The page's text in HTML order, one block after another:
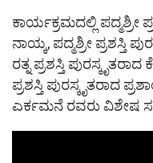
ಕಾರ್ಯಕ್ರಮದಲ್ಲಿ ಪದ್ಮಶ್ರೀ
ನಾಯ್ಕ, ಪದ್ಮಶ್ರೀ ಪ್ರಶಸ್ತಿ
ರತ್ನ ಪ್ರಶಸ್ತಿ
ಪ್ರಶಸ್ತಿ ಪುರಸ್ಕೃತರಾದ
ಎರ್ಕಮನೆ ರವರು ವಿಶೇಷ